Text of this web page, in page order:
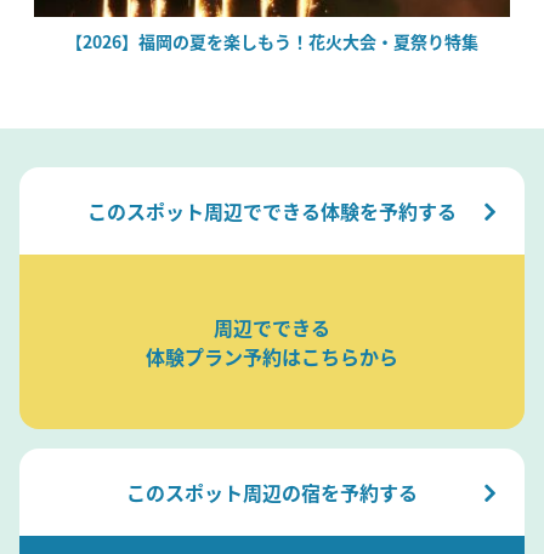
【2026】福岡の夏を楽しもう！花火大会・夏祭り特集
このスポット周辺でできる体験を予約する
周辺でできる
体験プラン予約はこちらから
このスポット周辺の宿を予約する